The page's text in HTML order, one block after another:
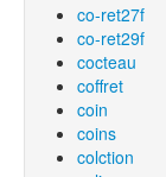
co-ret27f
co-ret29f
cocteau
coffret
coin
coins
colction